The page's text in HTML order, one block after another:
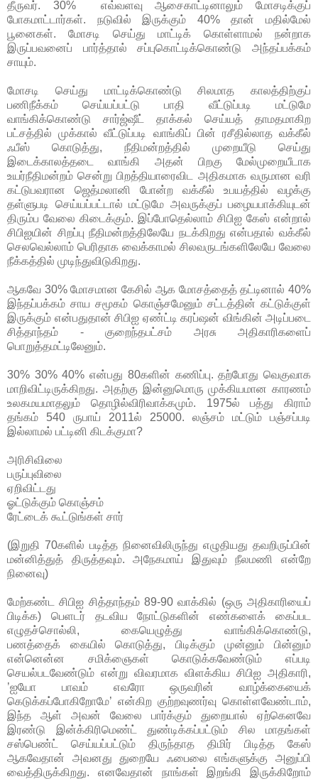
தீருவர். 30% எவ்வளவு ஆசைகாட்டினாலும் மோசடிக்குப்
போகமாட்டார்கள். நடுவில் இருக்கும் 40% தான் மதில்மேல்
பூனைகள். மோசடி செய்து மாட்டிக் கொள்ளாமல் நன்றாக
இருப்பவனைப் பார்த்தால் சப்புகொட்டிக்கொண்டு அந்தப்பக்கம்
சாயும்.
மோசடி செய்து மாட்டிக்கொண்டு சிலமாத காலத்திற்குப்
பணிநீக்கம் செய்யப்பட்டு பாதி வீட்டுப்படி மட்டுமே
வாங்கிக்கொண்டு சார்ஜ்ஷீட் தாக்கல் செய்யத் தாமதமாகிற
பட்சத்தில் முக்கால் வீட்டுப்படி வாங்கிப் பின் ரசீதில்லாத வக்கீல்
ஃபீஸ் கொடுத்து, நீதிமன்றத்தில் முறையீடு செய்து
இடைக்காலத்தடை வாங்கி அதன் பிறகு மேல்முறையீடாக
உயர்நீதிமன்றம் சென்று பிறத்தியாரைவிட அதிகமாக வருமான வரி
கட்டுபவரான ஜெத்மலானி போன்ற வக்கீல் உபயத்தில் வழக்கு
தள்ளுபடி செய்யப்பட்டால் மட்டுமே அவருக்குப் பழையபாக்கியுடன்
திரும்ப வேலை கிடைக்கும். இப்போதெல்லாம் சிபிஐ கேஸ் என்றால்
சிபிஐயின் சிறப்பு நீதிமன்றத்திலேயே நடக்கிறது என்பதால் வக்கீல்
செலவெல்லாம் பெரிதாக வைக்காமல் சிலவருடங்களிலேயே வேலை
நீக்கத்தில் முடிந்துவிடுகிறது.
ஆகவே 30% மோசமான கேசில் ஆக மோசத்தைத் தட்டினால் 40%
இந்தப்பக்கம் சாய சமூகம் கொஞ்சமேனும் சட்டத்தின் கட்டுக்குள்
இருக்கும் என்பதுதான் சிபிஐ ஏண்ட்டி கரப்ஷன் விங்கின் அடிப்படை
சித்தாந்தம் - குறைந்தபட்சம் அரசு அதிகாரிகளைப்
பொறுத்தமட்டிலேனும்.
30% 30% 40% என்பது 80களின் கணிப்பு. தற்போது வெகுவாக
மாறிவிட்டிருக்கிறது. அதற்கு இன்னுமொரு முக்கியமான காரணம்
உலகமயமாதலும் தொழில்விரிவாக்கமும். 1975ல் பத்து கிராம்
தங்கம் 540 ருபாய் 2011ல் 25000. லஞ்சம் மட்டும் பஞ்சப்படி
இல்லாமல் பட்டினி கிடக்குமா?
அரிசிவிலை
பருப்புவிலை
ஏறிவிட்டது
ஓட்டுக்கும் கொஞ்சம்
ரேட்டைக் கூட்டுங்கள் சார்
(இறுதி 70களில் படித்த நினைவிலிருந்து எழுதியது தவறிருப்பின்
மன்னித்துத் திருத்தவும். அநேகமாய் இதுவும் நீலமணி என்றே
நினைவு)
மேற்கண்ட சிபிஐ சித்தாந்தம் 89-90 வாக்கில் (ஒரு அதிகாரியைப்
பிடிக்க) பெளடர் தடவிய நோட்டுகளின் எண்களைக் கைப்பட
எழுதச்சொல்லி, கையெழுத்து வாங்கிக்கொண்டு,
பணத்தைக் கையில் கொடுத்து, பிடிக்கும் முன்னும் பின்னும்
என்னென்ன சமிக்ஞைகள் கொடுக்கவேண்டும் எப்படி
செயல்படவேண்டும் என்று விவரமாக விளக்கிய சிபிஐ அதிகாரி,
’ஐயோ பாவம் எவரோ ஒருவரின் வாழ்க்கையைக்
கெடுக்கப்போகிறோமே’ என்கிற குற்றவுணர்வு கொள்ளவேண்டாம்,
இந்த ஆள் அவன் வேலை பார்க்கும் துறையால் ஏற்கெனவே
இரண்டு இன்க்கிரிமெண்ட் துண்டிக்கப்பட்டும் சில மாதங்கள்
சஸ்பெண்ட் செய்யப்பட்டும் திருந்தாத திமிர் பிடித்த கேஸ்
ஆகவேதான் அவனது துறையே ஃபைலை எங்களுக்கு அனுப்பி
வைத்திருக்கிறது. எனவேதான் நாங்கள் இறங்கி இருக்கிறோம்